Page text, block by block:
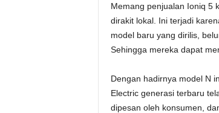
Memang penjualan Ioniq 5
dirakit lokal. Ini terjadi
model baru yang dirilis,
Sehingga mereka dapat
Dengan hadirnya model N
Electric generasi terbaru
dipesan oleh konsumen,